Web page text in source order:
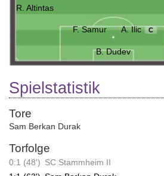
R. Altintas
F. Samur A. Ilic C
B. Dudev
Spielstatistik
Tore
Sam Berkan Durak
Torfolge
0:1 (48') SC Stammheim II